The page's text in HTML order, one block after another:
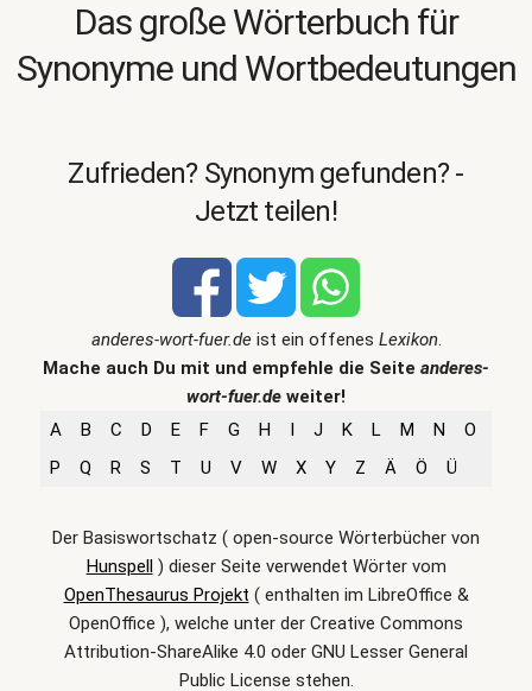
Das große Wörterbuch für
Synonyme und Wortbedeutungen
Zufrieden? Synonym gefunden? -
Jetzt teilen!
anderes-wort-fuer.deist ein offenes Lexikon.
Mache auch Du mit und empfehle die Seite anderes-
wort-fuer.de weiter!
A
B C D E F G H I J K L M N
O
P
Q R S T U V W X Y Z Ä Ö Ü
Der Basiswortschatz ( open-source Wörterbücher von
Hunspell) dieser Seite verwendet Wörter vom
OpenThesaurus Projekt ( enthalten im LibreOffice &
OpenOffice ), welche unter der Creative Commons
Attribution-ShareAlike 4.0 oder GNU Lesser General
Public License stehen.